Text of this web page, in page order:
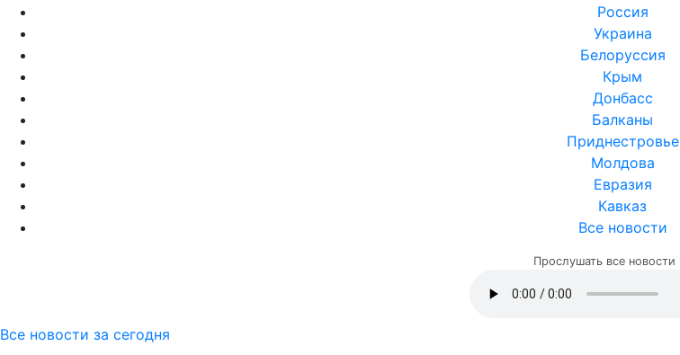
Россия
Украина
Белоруссия
Крым
Донбасс
Балканы
Приднестровье
Молдова
Евразия
Кавказ
Все новости
Прослушать все новости
Все новости за сегодня